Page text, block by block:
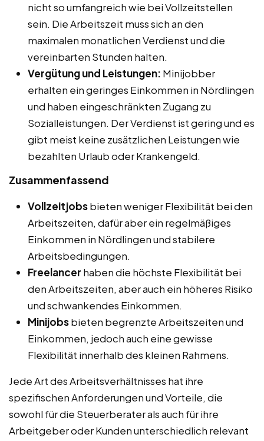
nicht so umfangreich wie bei Vollzeitstellen
sein. Die Arbeitszeit muss sich an den
maximalen monatlichen Verdienst und die
vereinbarten Stunden halten.
Vergütung und Leistungen: Minijobber
erhalten ein geringes Einkommen in Nördlingen
und haben eingeschränkten Zugang zu
Sozialleistungen. Der Verdienst ist gering und es
gibt meist keine zusätzlichen Leistungen wie
bezahlten Urlaub oder Krankengeld.
Zusammenfassend
Vollzeitjobsbieten weniger Flexibilität bei den
Arbeitszeiten, dafür aber ein regelmäßiges
Einkommen in Nördlingen und stabilere
Arbeitsbedingungen.
Freelancer haben die höchste Flexibilität bei
den Arbeitszeiten, aber auch ein höheres Risiko
und schwankendes Einkommen.
Minijobsbieten begrenzte Arbeitszeiten und
Einkommen, jedoch auch eine gewisse
Flexibilität innerhalb des kleinen Rahmens.
Jede Art des Arbeitsverhältnisses hat ihre
spezifischen Anforderungen und Vorteile, die
sowohl für die Steuerberater als auch für ihre
Arbeitgeber oder Kunden unterschiedlich relevant